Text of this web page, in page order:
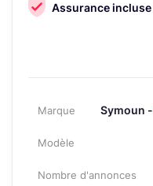
Assurance incluse
Marque Symoun -
Modèle
Nombre d'annonces